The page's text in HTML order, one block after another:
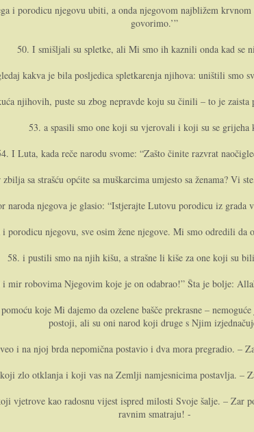
i porodicu njegovu ubiti, a o­nda njegovom najbližem
govorimo.’”
50. I smišljali su spletke, ali Mi smo ih kaznili o­nda kad se
kakva je bila posljedica spletkarenja njihova: uništili smo
njihovih, puste su zbog nepravde koju su činili – to je zaista
53. a spasili smo o­ne koji su vjerovali i koji su se grijeha
I Luta, kada reče narodu svome: “Zašto činite razvrat
sa strašću općite sa muškarcima umjesto sa ženama? Vi
naroda njegova je glasio: “Istjerajte Lutovu porodicu iz grada
porodicu njegovu, sve osim žene njegove. Mi smo odredili da
58. i pustili smo na njih kišu, a strašne li kiše za o­ne koji su
mir robovima Njegovim koje je o­n odabrao!” Šta je bolje:
koje Mi dajemo da ozelene bašče prekrasne –
postoji, ali su o­ni narod koji druge s Njim
i na njoj brda nepomična postavio i dva mora pregradio. –
zlo otklanja i koji vas na Zemlji namjesnicima postavlja.
vjetrove kao radosnu vijest ispred milosti Svoje šalje. –
ravnim smatraju! -